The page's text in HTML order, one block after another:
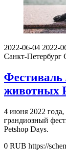
2022-06-04 2022-
Санкт-Петербург
животных
4 июня 2022
грандиозный
Petshop Days.
0 RUB https://